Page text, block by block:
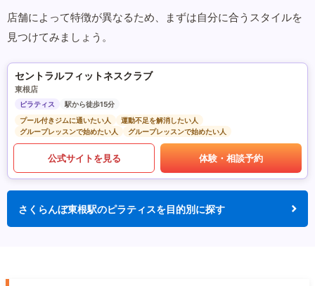
店舗によって特徴が異なるため、まずは自分に合うスタイルを
見つけてみましょう。
セントラルフィットネスクラブ
東根店
ピラティス
駅から徒歩15分
プール付きジムに通いたい人
運動不足を解消したい人
グループレッスンで始めたい人
グループレッスンで始めたい人
公式サイトを見る 体験・相談予約
さくらんぼ東根駅のピラティスを目的別に探す